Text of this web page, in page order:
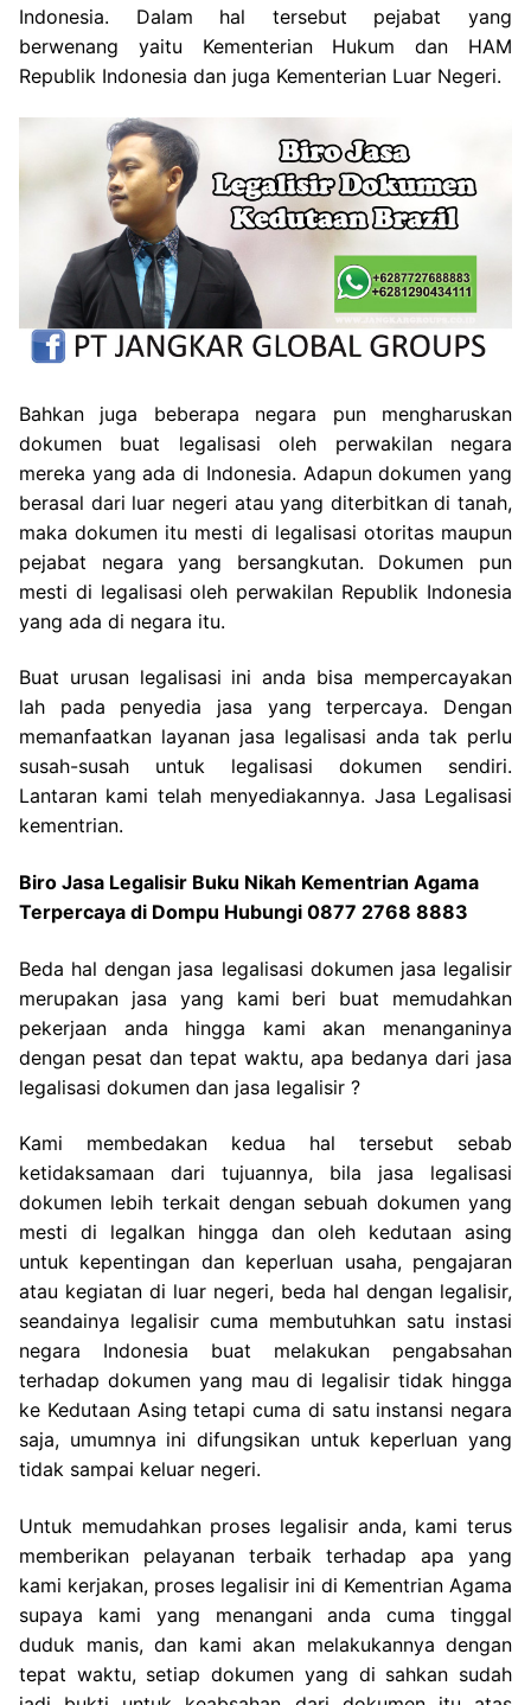
Indonesia. Dalam hal tersebut pejabat yang
berwenang yaitu Kementerian Hukum dan HAM
Republik Indonesia dan juga Kementerian Luar Negeri.
Bahkan juga beberapa negara pun mengharuskan
dokumen buat legalisasi oleh perwakilan negara
mereka yang ada di Indonesia. Adapun dokumen yang
berasal dari luar negeri atau yang diterbitkan di tanah,
maka dokumen itu mesti di legalisasi otoritas maupun
pejabat negara yang bersangkutan. Dokumen pun
mesti di legalisasi oleh perwakilan Republik Indonesia
yang ada di negara itu.
Buat urusan legalisasi ini anda bisa mempercayakan
lah pada penyedia jasa yang terpercaya. Dengan
memanfaatkan layanan jasa legalisasi anda tak perlu
susah-susah untuk legalisasi dokumen sendiri.
Lantaran kami telah menyediakannya. Jasa Legalisasi
kementrian.
Biro Jasa Legalisir Buku Nikah Kementrian Agama
Terpercaya di Dompu Hubungi 0877 2768 8883
Beda hal dengan jasa legalisasi dokumen jasa legalisir
merupakan jasa yang kami beri buat memudahkan
pekerjaan anda hingga kami akan menanganinya
dengan pesat dan tepat waktu, apa bedanya dari jasa
legalisasi dokumen dan jasa legalisir ?
Kami membedakan kedua hal tersebut sebab
ketidaksamaan dari tujuannya, bila jasa legalisasi
dokumen lebih terkait dengan sebuah dokumen yang
mesti di legalkan hingga dan oleh kedutaan asing
untuk kepentingan dan keperluan usaha, pengajaran
atau kegiatan di luar negeri, beda hal dengan legalisir,
seandainya legalisir cuma membutuhkan satu instasi
negara Indonesia buat melakukan pengabsahan
terhadap dokumen yang mau di legalisir tidak hingga
ke Kedutaan Asing tetapi cuma di satu instansi negara
saja, umumnya ini difungsikan untuk keperluan yang
tidak sampai keluar negeri.
Untuk memudahkan proses legalisir anda, kami terus
memberikan pelayanan terbaik terhadap apa yang
kami kerjakan, proses legalisir ini di Kementrian Agama
supaya kami yang menangani anda cuma tinggal
duduk manis, dan kami akan melakukannya dengan
tepat waktu, setiap dokumen yang di sahkan sudah